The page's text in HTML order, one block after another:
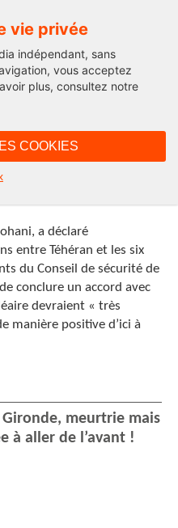
vie privée
indépendant, sans
vous acceptez
plus, consultez notre
COOKIES
« très
a déclaré
entre Téhéran et les six
du Conseil de sécurité de
de conclure un accord avec
devraient « très
manière positive d’ici à
Gironde, meurtrie mais
à aller de l’avant !